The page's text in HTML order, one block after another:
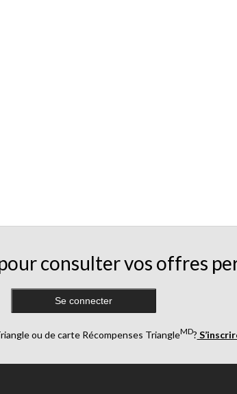
consulter vos offres
Se connecter
ou de carte Récompenses TriangleMD?